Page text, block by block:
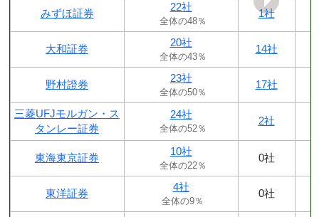
みずほ証券
22社
全体の48％
1社
大和証券
20社
全体の43％
14社
野村證券
23社
全体の50％
17社
三菱UFJモルガン・ス
タンレー証券
24社
全体の52％
2社
東海東京証券
10社
全体の22％
0社
東洋証券
4社
全体の9％
0社